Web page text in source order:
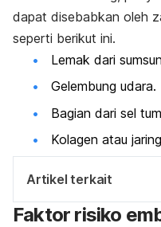
dapat disebabkan oleh
seperti berikut ini.
Lemak dari
Gelembung udara.
Bagian dari sel
Kolagen atau
Artikel terkait
Faktor risiko